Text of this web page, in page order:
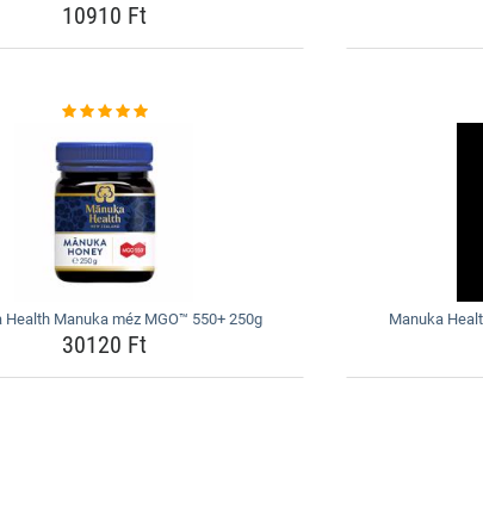
10910 Ft
Health Manuka méz MGO™ 550+ 250g
30120 Ft
Manuka